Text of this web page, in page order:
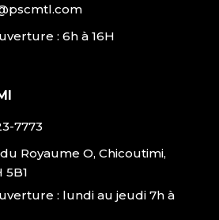
: 6h à 16H
7773
Royaume O, Chicoutimi,
5B1
: lundi au jeudi 7h à